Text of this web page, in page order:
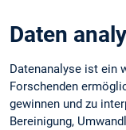
Daten
Datenanalyse ist ein
Forschenden
gewinnen und zu
Bereinigung,